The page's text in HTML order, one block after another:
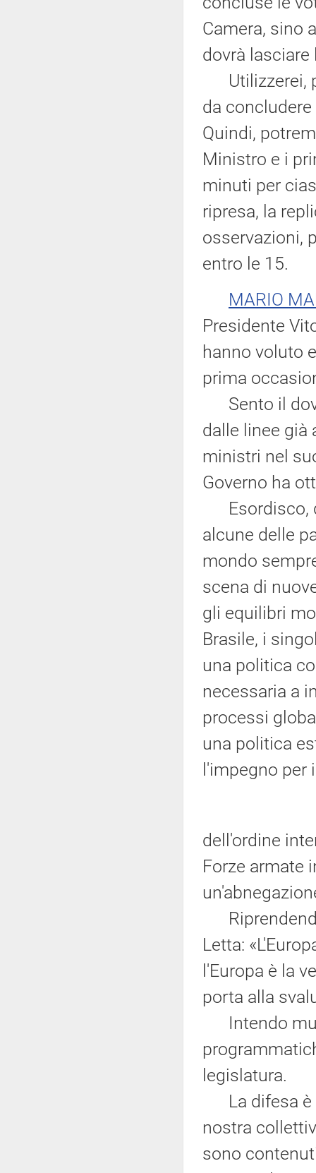
Camera, sino
dovrà lasciare
Utilizzerei,
da
Quindi,
Ministro e i
minuti per
ripresa, la
osservazioni,
entro le 15.
MARIO
Presidente
hanno voluto
prima
Sento il
dalle linee già
ministri nel
Governo ha
Esordisco,
alcune delle
mondo
scena di
gli equilibri
Brasile, i
una politica
necessaria a
processi
una politica
l'impegno
dell'ordine
Forze armate
Letta:
l'Europa è la
porta alla
Intendo
legislatura.
La difesa è
nostra
sono